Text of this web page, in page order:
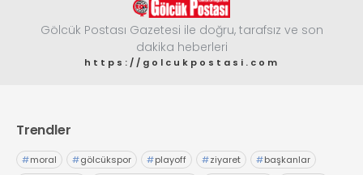
Gölcük Postası Gazetesi ile doğru, tarafsız ve son
dakika heberleri
https://golcukpostasi.com
Trendler
#moral #gölcükspor #playoff #ziyaret #başkanlar